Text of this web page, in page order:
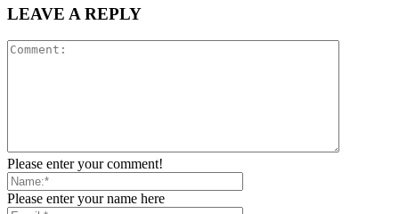
LEAVE A REPLY
Please enter your comment!
Please enter your name here